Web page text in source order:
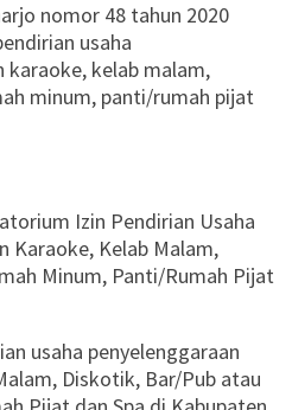
nomor 48 tahun 2020
usaha
karaoke, kelab malam,
minum, panti/rumah pijat
Izin Pendirian Usaha
Karaoke, Kelab Malam,
Minum, Panti/Rumah Pijat
usaha penyelenggaraan
Diskotik, Bar/Pub atau